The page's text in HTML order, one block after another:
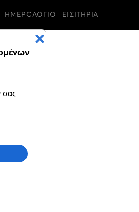
ΗΜΕΡΟΛΟΓΙΟ ΕΙΣΙΤΗΡΙΑ